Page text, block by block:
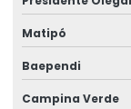
Rótulos Para
Matipó
Baependi
Campina Verde